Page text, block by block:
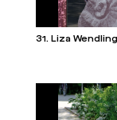
31. Liza Wendling